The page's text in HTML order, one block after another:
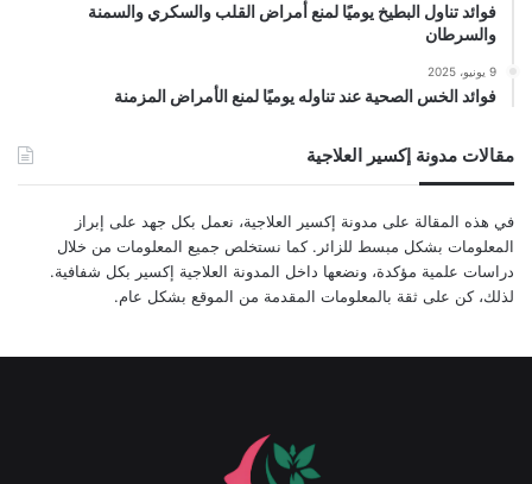
فوائد تناول البطيخ يوميًا لمنع أمراض القلب والسكري والسمنة
والسرطان
9 يونيو، 2025
فوائد الخس الصحية عند تناوله يوميًا لمنع الأمراض المزمنة
مقالات مدونة إكسير العلاجية
في هذه المقالة على مدونة إكسير العلاجية، نعمل بكل جهد على إبراز
المعلومات بشكل مبسط للزائر. كما نستخلص جميع المعلومات من خلال
دراسات علمية مؤكدة، ونضعها داخل المدونة العلاجية إكسير بكل شفافية.
لذلك، كن على ثقة بالمعلومات المقدمة من الموقع بشكل عام.